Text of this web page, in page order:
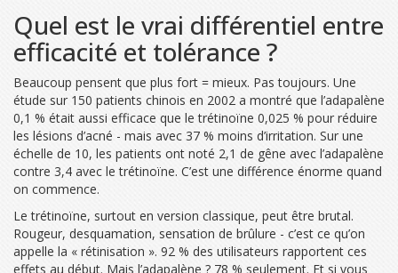
Quel est le vrai différentiel entre
efficacité et tolérance ?
Beaucoup pensent que plus fort = mieux. Pas toujours. Une
étude sur 150 patients chinois en 2002 a montré que l’adapalène
0,1 % était aussi efficace que le trétinoïne 0,025 % pour réduire
les lésions d’acné - mais avec 37 % moins d’irritation. Sur une
échelle de 10, les patients ont noté 2,1 de gêne avec l’adapalène
contre 3,4 avec le trétinoïne. C’est une différence énorme quand
on commence.
Le trétinoïne, surtout en version classique, peut être brutal.
Rougeur, desquamation, sensation de brûlure - c’est ce qu’on
appelle la « rétinisation ». 92 % des utilisateurs rapportent ces
effets au début. Mais l’adapalène ? 78 % seulement. Et si vous